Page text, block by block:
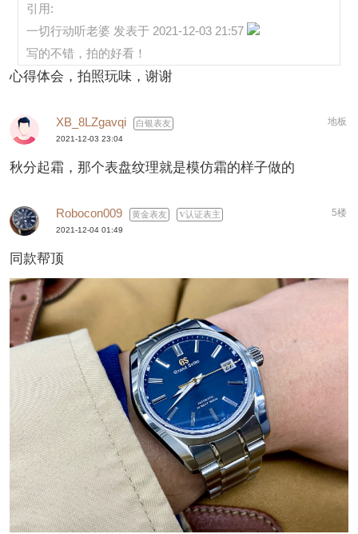
引用:
一切行动听老婆 发表于 2021-12-03 21:57
写的不错，拍的好看！
心得体会，拍照玩味，谢谢
XB_8LZgavqi 白银表友 地板
2021-12-03 23:04
秋分起霜，那个表盘纹理就是模仿霜的样子做的
Robocon009 黄金表友 认证表主 5楼
2021-12-04 01:49
同款帮顶